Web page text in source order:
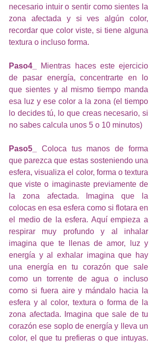
necesario intuir o sentir como sientes la
zona afectada y si ves algún color,
recordar que color viste, si tiene alguna
textura o incluso forma.
Paso4_
Mientras haces este ejercicio
de pasar energía, concentrarte en lo
que sientes y al mismo tiempo manda
esa luz y ese color a la zona (el tiempo
lo decides tú, lo que creas necesario, si
no sabes calcula unos 5 o 10 minutos)
Paso5_
Coloca tus manos de forma
que parezca que estas sosteniendo una
esfera, visualiza el color, forma o textura
que viste o imaginaste previamente de
la zona afectada. Imagina que la
colocas en esa esfera como si flotara en
el medio de la esfera. Aquí empieza a
respirar muy profundo y al inhalar
imagina que te llenas de amor, luz y
energía y al exhalar imagina que hay
una energía en tu corazón que sale
como un torrente de agua o incluso
como si fuera aire y mándalo hacia la
esfera y al color, textura o forma de la
zona afectada. Imagina que sale de tu
corazón ese soplo de energía y lleva un
color, el que tu prefieras o que intuyas.